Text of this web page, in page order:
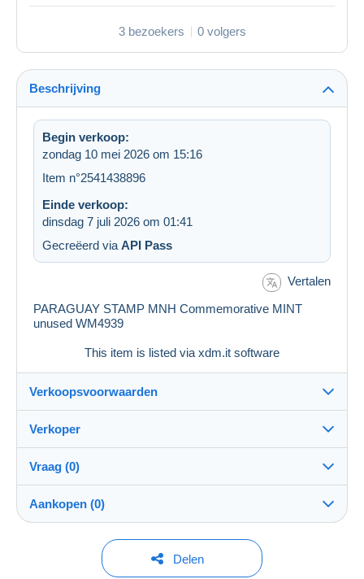
3 bezoekers 0 volgers
Beschrijving
Begin verkoop:
zondag 10 mei 2026 om 15:16
Item n°2541438896
Einde verkoop:
dinsdag 7 juli 2026 om 01:41
Gecreëerd viaAPI Pass
Vertalen
PARAGUAY STAMP MNH Commemorative MINT
unused WM4939
This item is listed via xdm.it software
Verkoopsvoorwaarden
Details van de verkoopvoorwaarden
Verzending na betaling binnen 7 dagen
Herroepingsrecht
Retourkosten ten laste van de koper.
Om de termijnen voor terugzending en terugbetaling van
Verkoper
shokita3100%(233x)
PRO
Winkel
Vraag (0)
Om een vraag te stellen moet u een sessie
Aankopen (0)
Laatste actualisering: 06:48:47
Delen